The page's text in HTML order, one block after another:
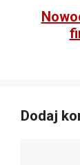
Dodaj